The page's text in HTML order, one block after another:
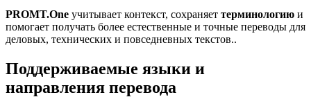
PROMT.One учитывает контекст, сохраняет терминологию и
помогает получать более естественные и точные переводы для
деловых, технических и повседневных текстов..
Поддерживаемые языки и
направления перевода